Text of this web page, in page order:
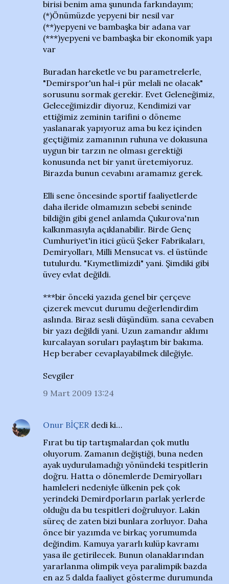
birisi benim ama şununda farkındayım;
(*)Önümüzde yepyeni bir nesil var
(**)yepyeni ve bambaşka bir adana var
(***)yepyeni ve bambaşka bir ekonomik yapı
var
Buradan hareketle ve bu parametrelerle,
"Demirspor'un hal-i pür melali ne olacak"
sorusunu sormak gerekir. Evet Geleneğimiz,
Geleceğimizdir diyoruz, Kendimizi var
ettiğimiz zeminin tarifini o döneme
yaslanarak yapıyoruz ama bu kez içinden
geçtiğimiz zamanının ruhuna ve dokusuna
uygun bir tarzın ne olması gerektiği
konusunda net bir yanıt üretemiyoruz.
Birazda bunun cevabını aramamız gerek.
Elli sene öncesinde sportif faaliyetlerde
daha ileride olmamızın sebebi seninde
bildiğin gibi genel anlamda Çukurova'nın
kalkınmasıyla açıklanabilir. Birde Genç
Cumhuriyet'in itici gücü Şeker Fabrikaları,
Demiryolları, Milli Mensucat vs. el üstünde
tutulurdu. "Kıymetlimizdi" yani. Şimdiki gibi
üvey evlat değildi.
***bir önceki yazıda genel bir çerçeve
çizerek mevcut durumu değerlendirdim
aslında. Biraz sesli düşündüm. sana cevaben
bir yazı değildi yani. Uzun zamandır aklımı
kurcalayan soruları paylaştım bir bakıma.
Hep beraber cevaplayabilmek dileğiyle.
Sevgiler
9 Mart 2009 13:24
Onur BİÇER dedi ki…
Fırat bu tip tartışmalardan çok mutlu
oluyorum. Zamanın değiştiği, buna neden
ayak uydurulamadığı yönündeki tespitlerin
doğru. Hatta o dönemlerde Demiryolları
hamleleri nedeniyle ülkenin pek çok
yerindeki Demirdporların parlak yerlerde
olduğu da bu tespitleri doğruluyor. Lakin
süreç de zaten bizi bunlara zorluyor. Daha
önce bir yazımda ve birkaç yorumumda
değindim. Kamuya yararlı kulüp kavramı
yasa ile getirilecek. Bunun olanaklarından
yararlanma olimpik veya paralimpik bazda
en az 5 dalda faaliyet gösterme durumunda